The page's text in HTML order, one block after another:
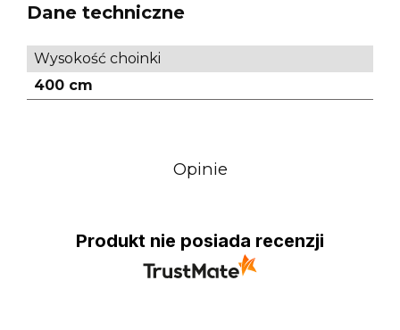
Dane techniczne
Wysokość choinki
400 cm
Opinie
Produkt nie posiada recenzji